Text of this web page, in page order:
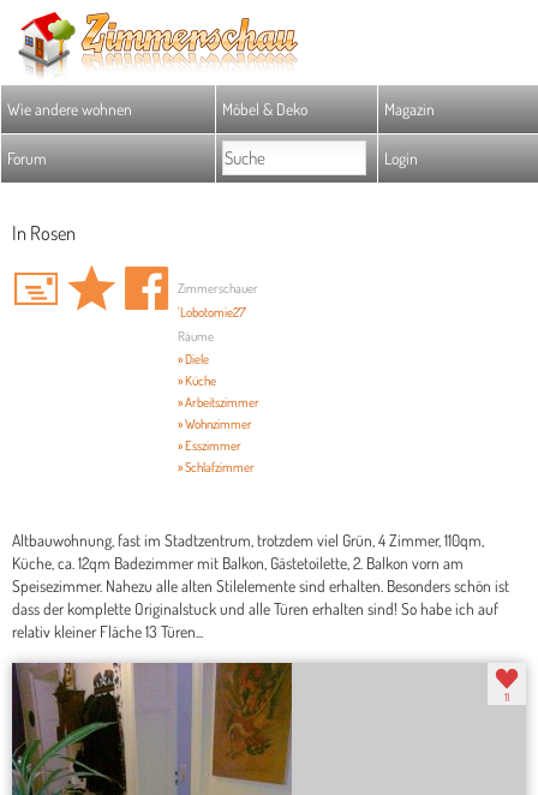
Wie andere wohnen Möbel & Deko Magazin
Forum Login
In Rosen
Zimmerschauer
'Lobotomie27'
Räume
» Diele
» Küche
» Arbeitszimmer
» Wohnzimmer
» Esszimmer
» Schlafzimmer
Altbauwohnung, fast im Stadtzentrum, trotzdem viel Grün, 4 Zimmer, 110qm,
Küche, ca. 12qm Badezimmer mit Balkon, Gästetoilette, 2. Balkon vorn am
Speisezimmer. Nahezu alle alten Stilelemente sind erhalten. Besonders schön ist
dass der komplette Originalstuck und alle Türen erhalten sind! So habe ich auf
relativ kleiner Fläche 13 Türen...
11